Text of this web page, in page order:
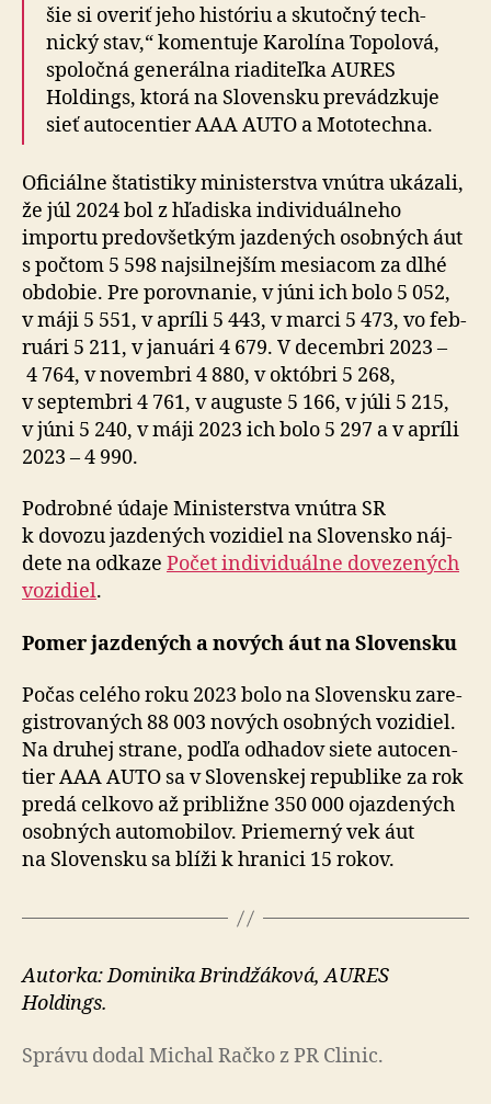
šie si overiť jeho históriu a sku­točný tech­
nický stav,“ ko­men­tu­je Karolína Topolová,
spo­loč­ná ge­ne­rál­na ria­di­teľ­ka AURES
Holdings, ktorá na Slo­ven­sku pre­vádz­ku­je
sieť auto­centier AAA AUTO a Mo­to­tech­na.
Oficiálne štatistiky ministerstva vnútra ukázali,
že júl 2024 bol z hľa­diska indi­vi­du­ál­ne­ho
importu pre­do­všet­kým jazdených osobných áut
s počtom 5 598 naj­sil­nej­ším mesiacom za dlhé
obdobie. Pre po­rov­na­nie, v júni ich bolo 5 052,
v máji 5 551, v apríli 5 443, v marci 5 473, vo feb­
ru­ári 5 211, v januári 4 679. V de­cembri 2023 –
4 764, v no­vem­bri 4 880, v októbri 5 268,
v septembri 4 761, v auguste 5 166, v júli 5 215,
v júni 5 240, v máji 2023 ich bolo 5 297 a v apríli
2023 – 4 990.
Podrobné údaje Ministerstva vnútra SR
k dovozu jazdených vo­zi­diel na Slo­ven­sko náj­
de­te na od­ka­ze Počet in­di­vi­du­ál­ne do­ve­ze­ných
vo­zi­diel.
Pomer jazdených a nových áut na Slo­ven­sku
Počas celého roku 2023 bolo na Slovensku za­re­
gistro­va­ných 88 003 nových osobných vozidiel.
Na dru­hej strane, podľa odhadov siete auto­cen­
tier AAA AUTO sa v Slo­ven­skej re­pub­li­ke za rok
predá cel­ko­vo až približne 350 000 ojazde­ných
osobných auto­mo­bi­lov. Prie­merný vek áut
na Slo­ven­sku sa blíži k hra­nici 15 rokov.
Autorka: Dominika Brindžáková, AURES
Holdings.
Správu dodal Michal Račko z PR Clinic.